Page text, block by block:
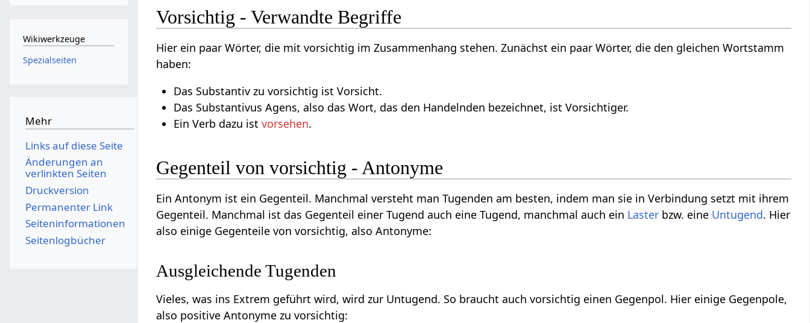
Vorsichtig - Verwandte Begriffe
Hier ein paar Wörter, die mit vorsichtig im Zusammenhang stehen. Zunächst ein paar Wörter, die den gleichen Wortstamm
haben:
Das Substantiv zu vorsichtig ist Vorsicht.
Das Substantivus Agens, also das Wort, das den Handelnden bezeichnet, ist Vorsichtiger.
Ein Verb dazu istvorsehen.
Gegenteil von vorsichtig - Antonyme
Ein Antonym ist ein Gegenteil. Manchmal versteht man Tugenden am besten, indem man sie in Verbindung setzt mit ihrem
Gegenteil. Manchmal ist das Gegenteil einer Tugend auch eine Tugend, manchmal auch ein Laster bzw. eine Untugend. Hier
also einige Gegenteile von vorsichtig, also Antonyme:
Ausgleichende Tugenden
Vieles, was ins Extrem geführt wird, wird zur Untugend. So braucht auch vorsichtig einen Gegenpol. Hier einige Gegenpole,
also positive Antonyme zu vorsichtig:
Wikiwerkzeuge
Spezialseiten
Mehr
Links auf diese Seite
Änderungen an
verlinkten Seiten
Druckversion
Permanenter Link
Seiten­­informationen
Seitenlogbücher